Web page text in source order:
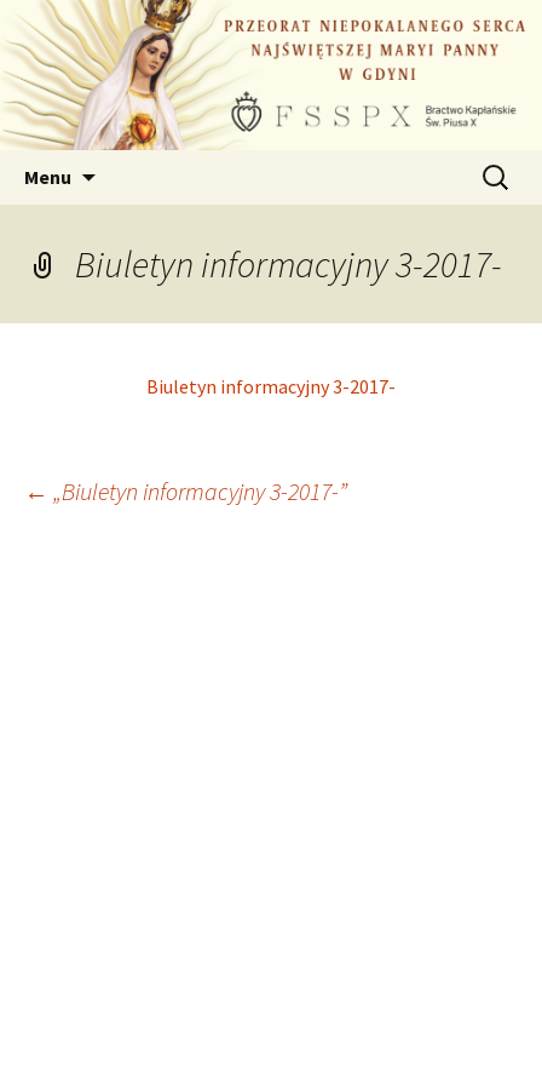
Przejdź
do
treści
Menu Szukaj:
Biuletyn informacyjny 3-2017-
Biuletyn informacyjny 3-2017-
Nawigacja
← „Biuletyn informacyjny 3-2017-”